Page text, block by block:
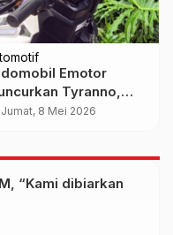
Emotor
Tyranno,
Listrik Bergaya
Jumat, 8 Mei 2026
“Kami dibiarkan